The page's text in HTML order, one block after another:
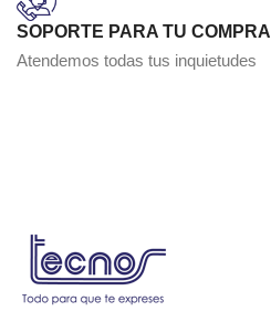
SOPORTE PARA TU COMPRA
Atendemos todas tus inquietudes